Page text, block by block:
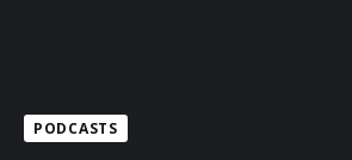
Sounds
PODCASTS